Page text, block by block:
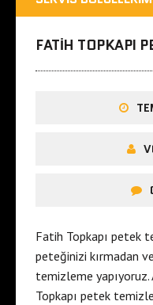
FATIH TOPKAPI
Fatih Topkapı petek
peteğinizi kırmadan
temizleme yapıyoruz.
Topkapı petek